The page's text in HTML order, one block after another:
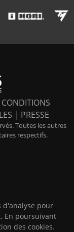
CONDITIONS
| PRESSE
Toutes les autres
respectifs.
d'analyse pour
En poursuivant
des cookies.